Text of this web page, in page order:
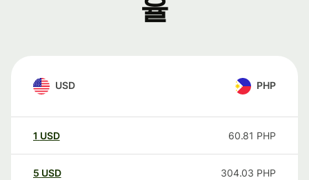
율
USD PHP
1 USD 60.81 PHP
5 USD 304.03 PHP